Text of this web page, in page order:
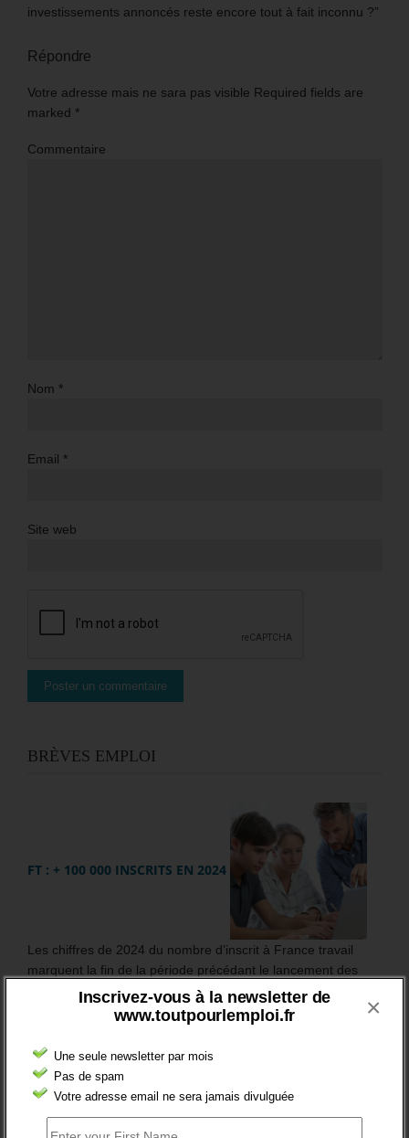
Inscrivez-vous à la newsletter de
www.toutpourlemploi.fr
Une seule newsletter par mois
Pas de spam
Votre adresse email ne sera jamais divulguée
×
investissements annoncés reste encore tout à fait inconnu ?”
Répondre
Votre adresse mais ne sara pas visible Required fields are
marked *
Commentaire
Nom *
Email *
Site web
BRÈVES EMPLOI
FT : + 100 000 INSCRITS EN 2024
Les chiffres de 2024 du nombre d’inscrit à France travail
marquent la fin de la période précédant le lancement des
procédures d’inscription automatique, des jeunes
bénéficiaires d’une prestation (Pacea et CEJ) et des
En France entière, le nombre de demandeurs d’emploi,
inscrits à France travail, s’élève à 6 255 100 au 4ème